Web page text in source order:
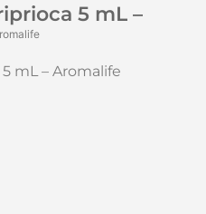
5 mL –
mL – Aromalife